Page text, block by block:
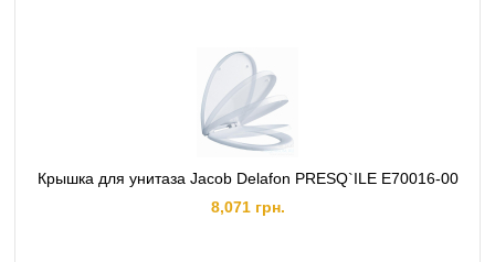
Крышка для унитаза Jacob Delafon PRESQ`ILE E70016-00
8,071 грн.